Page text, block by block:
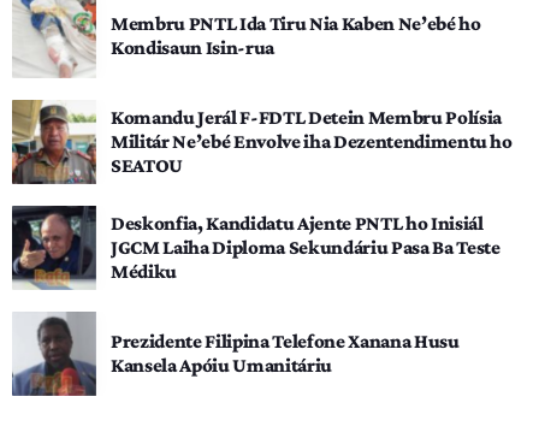
Membru PNTL Ida Tiru Nia Kaben Ne’ebé ho
Kondisaun Isin-rua
Komandu Jerál F-FDTL Detein Membru Polísia
Militár Ne’ebé Envolve iha Dezentendimentu ho
SEATOU
Deskonfia, Kandidatu Ajente PNTL ho Inisiál
JGCM Laiha Diploma Sekundáriu Pasa Ba Teste
Médiku
Prezidente Filipina Telefone Xanana Husu
Kansela Apóiu Umanitáriu